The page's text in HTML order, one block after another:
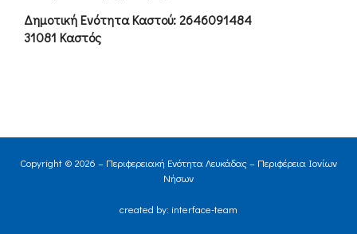
Δημοτική Ενότητα Καστού: 2646091484
31081 Καστός
Copyright © 2026 – Περιφερειακή Ενότητα Λευκάδας – Περιφέρεια Ιονίων
Νήσων
created by: interface-team